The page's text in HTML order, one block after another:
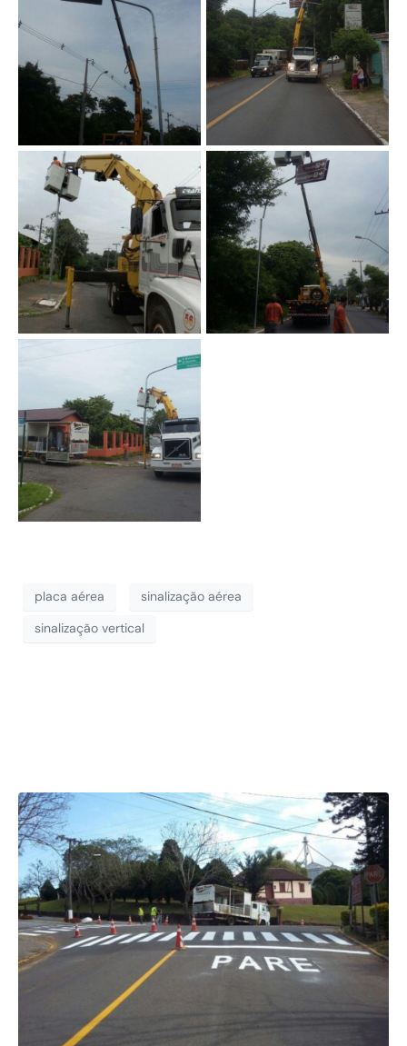
placa aérea
sinalização aérea
sinalização vertical